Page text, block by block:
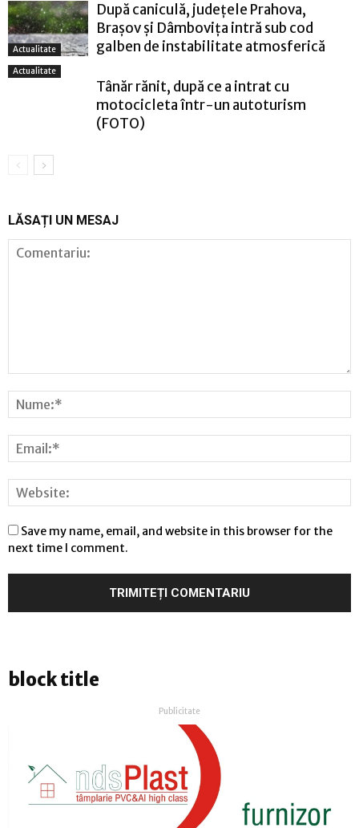
Actualitate
După caniculă, județele Prahova,
Brașov și Dâmbovița intră sub cod
galben de instabilitate atmosferică
Actualitate
Tânăr rănit, după ce a intrat cu
motocicleta într-un autoturism
(FOTO)
LĂSAȚI UN MESAJ
Save my name, email, and website in this browser for the
next time I comment.
block title
Publicitate